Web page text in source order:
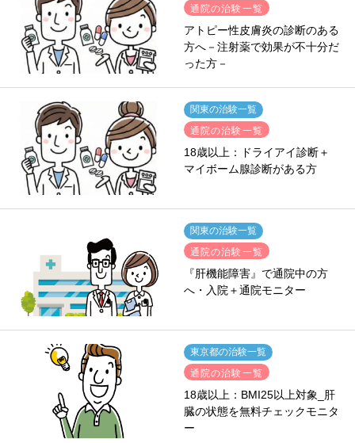
通院の治験一覧
アトピー性皮膚炎の診断のある
方へ－注射薬で効果が不十分だ
った方－
関東の治験一覧
通院の治験一覧
18歳以上：ドライアイ診断＋
マイボーム腺診断がある方
関東の治験一覧
通院の治験一覧
『肝機能障害』で通院中の方
へ・入院＋通院モニター
東京都の治験一覧
通院の治験一覧
18歳以上：BMI25以上対象_肝
臓の状態を無料チェックモニタ
ー